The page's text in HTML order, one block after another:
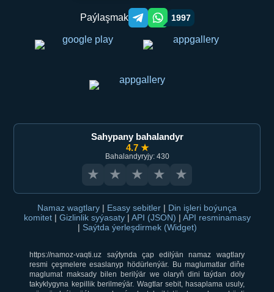
Paýlaşmak Telegram orqali ulashish
WhatsApp orqali ulashish
1997
Sahypany bahalandyr
4.7 ★
Bahalandyryjy: 430
★ ★ ★ ★ ★
Namaz wagtlary | Esasy sebitler | Din işleri boýunça
komitet | Gizlinlik syýasaty | API (JSON) | API resminamasy
| Saýtda ýerleşdirmek (Widget)
https://namoz-vaqti.uz saýtynda çap edilýän namaz wagtlary
resmi çeşmelere esaslanyp hödürlenýär. Bu maglumatlar diňe
maglumat maksady bilen berilýär we olaryň dini taýdan doly
takyklygyna kepillik berilmeýär. Wagtlar sebit, hasaplama usuly,